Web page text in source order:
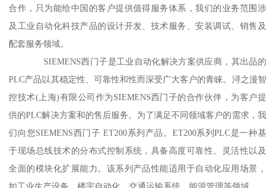
合作，只为能给中国的客户提供值得服务体系，我们的业务范围涉
及工业自动化科技产品的设计开发、技术服务、安装调试、销售及
配套服务领域。
SIEMENS西门子是工业自动化解决方案供应商，其出品的
PLC产品以其稳定性、可靠性和性而深受广大客户的青睐。浔之漫智
控技术(上海)有限公司作为SIEMENS西门子的合作伙伴，为客户提
供的PLC解决方案和的售后服务。为了满足不同领域客户的需求，我
们向您SIEMENS西门子 ET200系列产品。ET200系列PLC是一种基
于现场总线技术的分布式控制系统，具备高度可靠性、灵活性以及
全面的模块化扩展能力。该系列产品性能适用于自动化应用场景，